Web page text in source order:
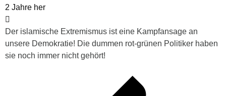
2 Jahre her
Der islamische Extremismus ist eine Kampfansage an
unsere Demokratie! Die dummen rot-grünen Politiker haben
sie noch immer nicht gehört!